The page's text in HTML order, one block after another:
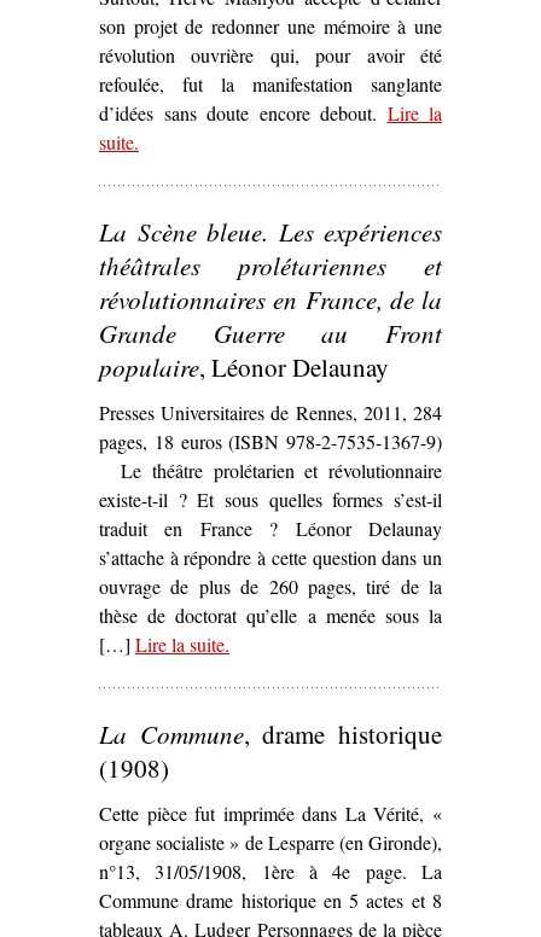
son projet de redonner une mémoire à une
révolution ouvrière qui, pour avoir été
refoulée, fut la manifestation sanglante
d’idées sans doute encore debout. Lire la
suite– ‘« Mais l’idée est debout » – Une pièce
.
La Scène bleue. Les expériences
théâtrales prolétariennes et
révolutionnaires en France, de la
Grande Guerre au Front
populaire, Léonor Delaunay
Presses Universitaires de Rennes, 2011, 284
pages, 18 euros (ISBN 978-2-7535-1367-9)
Le théâtre prolétarien et révolutionnaire
existe-t-il ? Et sous quelles formes s’est-il
traduit en France ? Léonor Delaunay
s’attache à répondre à cette question dans un
ouvrage de plus de 260 pages, tiré de la
thèse de doctorat qu’elle a menée sous la
[…] Lire la suite– ‘
Grande Guerre au Front populaire
.
La Commune, drame historique
(1908)
Cette pièce fut imprimée dans La Vérité, «
organe socialiste » de Lesparre (en Gironde),
n°13, 31/05/1908, 1ère à 4e page. La
Commune drame historique en 5 actes et 8
tableaux A. Ludger Personnages de la pièce